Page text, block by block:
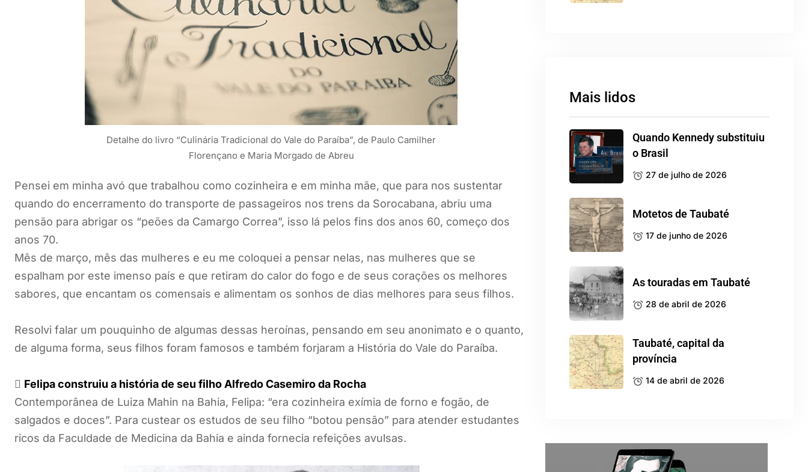
Detalhe do livro “Culinária Tradicional do Vale do Paraíba”, de Paulo Camilher
Florençano e Maria Morgado de Abreu
Pensei em minha avó que trabalhou como cozinheira e em minha mãe, que para nos sustentar
quando do encerramento do transporte de passageiros nos trens da Sorocabana, abriu uma
pensão para abrigar os “peões da Camargo Correa”, isso lá pelos fins dos anos 60, começo dos
anos 70.
Mês de março, mês das mulheres e eu me coloquei a pensar nelas, nas mulheres que se
espalham por este imenso país e que retiram do calor do fogo e de seus corações os melhores
sabores, que encantam os comensais e alimentam os sonhos de dias melhores para seus filhos.
Resolvi falar um pouquinho de algumas dessas heroínas, pensando em seu anonimato e o quanto,
de alguma forma, seus filhos foram famosos e também forjaram a História do Vale do Paraíba.
 Felipa construiu a história de seu filho Alfredo Casemiro da Rocha
Contemporânea de Luiza Mahin na Bahia, Felipa: “era cozinheira exímia de forno e fogão, de
salgados e doces”. Para custear os estudos de seu filho “botou pensão” para atender estudantes
ricos da Faculdade de Medicina da Bahia e ainda fornecia refeições avulsas.
Mais lidos
Quando Kennedy substituiu
o Brasil
27 de julho de 2026
Motetos de Taubaté
17 de junho de 2026
As touradas em Taubaté
28 de abril de 2026
Taubaté, capital da
província
14 de abril de 2026